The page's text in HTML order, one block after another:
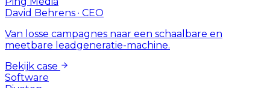
David Behrens · CEO
Van losse campagnes naar een schaalbare en
meetbare leadgeneratie-machine.
Bekijk case
Software